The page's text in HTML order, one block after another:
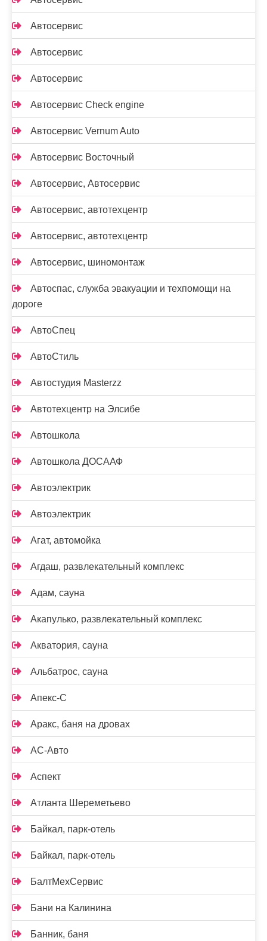
Автосервис
Автосервис
Автосервис
Автосервис Check engine
Автосервис Vernum Auto
Автосервис Восточный
Автосервис, Автосервис
Автосервис, автотехцентр
Автосервис, автотехцентр
Автосервис, шиномонтаж
Автоспас, служба эвакуации и техпомощи на
дороге
АвтоСпец
АвтоСтиль
Автостудия Masterzz
Автотехцентр на Элсибе
Автошкола
Автошкола ДОСААФ
Автоэлектрик
Автоэлектрик
Агат, автомойка
Агдаш, развлекательный комплекс
Адам, сауна
Акапулько, развлекательный комплекс
Акватория, сауна
Альбатрос, сауна
Апекс-С
Аракс, баня на дровах
АС-Авто
Аспект
Атланта Шереметьево
Байкал, парк-отель
Байкал, парк-отель
БалтМехСервис
Бани на Калинина
Банник, баня